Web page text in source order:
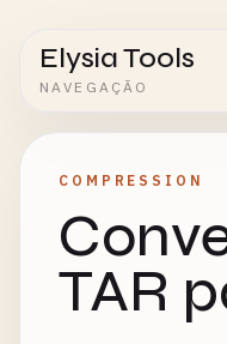
Elysia Tools
NAVEGAÇÃO
COMPRESSION
TAR